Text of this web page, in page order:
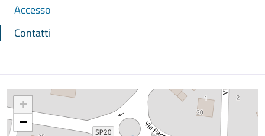
Accesso
Contatti
Mappa
+
−